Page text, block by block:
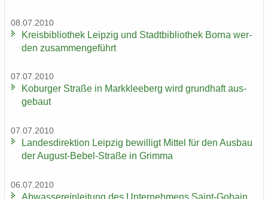
08.07.2010
Kreis­bi­blio­thek Leip­zig und Stadt­bi­blio­thek Borna wer­
den zu­sam­men­ge­führt
07.07.2010
Ko­bur­ger Stra­ße in Mark­klee­berg wird grund­haft aus­
ge­baut
07.07.2010
Lan­des­di­rek­ti­on Leip­zig be­wil­ligt Mit­tel für den Aus­bau
der August-​Bebel-Straße in Grim­ma
06.07.2010
Ab­was­ser­ein­lei­tung des Un­ter­neh­mens Saint-​Gobain